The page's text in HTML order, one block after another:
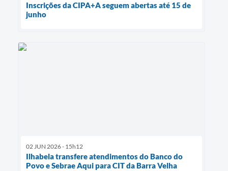
Inscrições da CIPA+A seguem abertas até 15 de
junho
02 JUN 2026 - 15h12
Ilhabela transfere atendimentos do Banco do
Povo e Sebrae Aqui para CIT da Barra Velha